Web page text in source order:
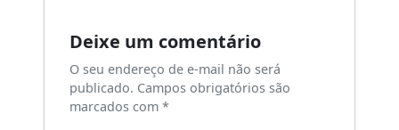
Deixe um comentário
O seu endereço de e-mail não será
publicado. Campos obrigatórios são
marcados com*